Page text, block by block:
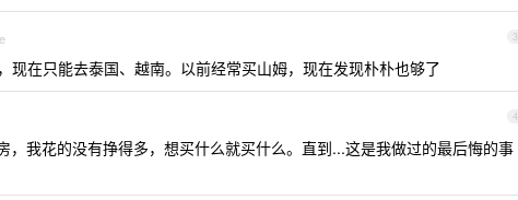
3
现在只能去泰国、越南。以前经常买山姆，现在发现朴朴也够了
4
，我花的没有挣得多，想买什么就买什么。直到...这是我做过的最后悔的事